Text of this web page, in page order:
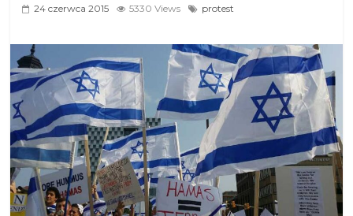
24 czerwca 2015 5330 Views protest